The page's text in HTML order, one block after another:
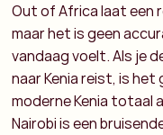
Out of Africa laat een
maar het is geen
vandaag voelt. Als je
naar Kenia reist, is
moderne Kenia totaal
Nairobi is een